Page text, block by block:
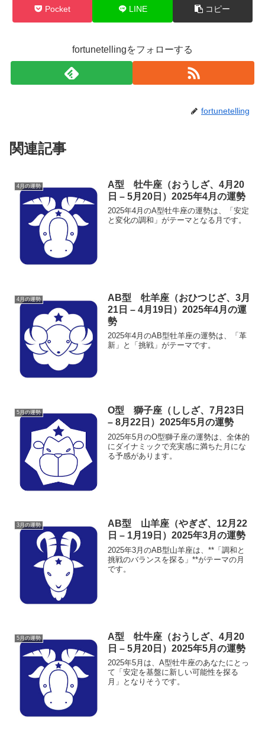
Pocket LINE コピー
fortunetellingをフォローする
fortunetelling
関連記事
4月の運勢
A型 牡牛座（おうしざ、4月20
日 – 5月20日）2025年4月の運勢
2025年4月のA型牡牛座の運勢は、「安定
と変化の調和」がテーマとなる月です。
4月の運勢
AB型 牡羊座（おひつじざ、3月
21日 – 4月19日）2025年4月の運
勢
2025年4月のAB型牡羊座の運勢は、「革
新」と「挑戦」がテーマです。
5月の運勢
O型 獅子座（ししざ、7月23日
– 8月22日）2025年5月の運勢
2025年5月のO型獅子座の運勢は、全体的
にダイナミックで充実感に満ちた月にな
る予感があります。
3月の運勢
AB型 山羊座（やぎざ、12月22
日 – 1月19日）2025年3月の運勢
2025年3月のAB型山羊座は、**「調和と
挑戦のバランスを探る」**がテーマの月
です。
5月の運勢
A型 牡牛座（おうしざ、4月20
日 – 5月20日）2025年5月の運勢
2025年5月は、A型牡牛座のあなたにとっ
て「安定を基盤に新しい可能性を探る
月」となりそうです。